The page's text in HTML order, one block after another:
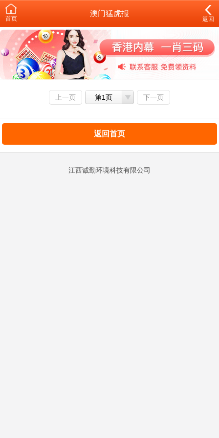
首页
澳门猛虎报
返回
上一页 第1页 下一页
返回首页
江西诚勤环境科技有限公司